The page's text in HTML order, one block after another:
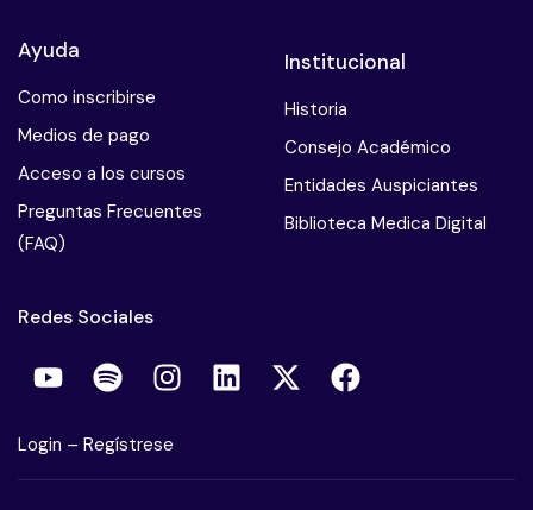
Ayuda
Como inscribirse
Medios de pago
Acceso a los cursos
Preguntas Frecuentes
(FAQ)
Institucional
Historia
Consejo Académico
Entidades Auspiciantes
Biblioteca Medica Digital
Redes Sociales
Login – Regístrese